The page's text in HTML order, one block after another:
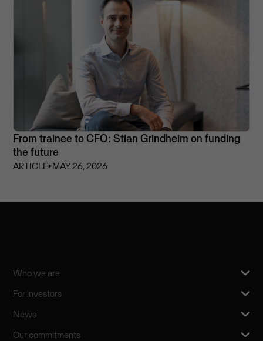
From trainee to CFO: Stian Grindheim on funding
the future
ARTICLE⏵MAY 26, 2026
Who we are
For investors
News
Our commitments